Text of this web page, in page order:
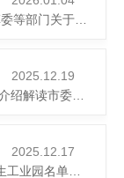
2025.12.19
2025.12.17